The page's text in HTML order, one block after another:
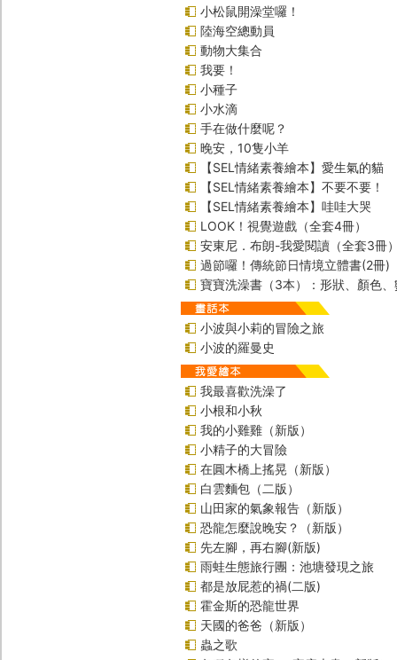
小松鼠開澡堂囉！
陸海空總動員
動物大集合
我要！
小種子
小水滴
手在做什麼呢？
晚安，10隻小羊
【SEL情緒素養繪本】愛生氣的貓
【SEL情緒素養繪本】不要不要！
【SEL情緒素養繪本】哇哇大哭
LOOK！視覺遊戲（全套4冊）
安東尼．布朗-我愛閱讀（全套3冊
過節囉！傳統節日情境立體書(2冊)
寶寶洗澡書（3本）：形狀、顏色、
小波與小莉的冒險之旅
小波的羅曼史
我最喜歡洗澡了
小根和小秋
我的小雞雞（新版）
小精子的大冒險
在圓木橋上搖晃（新版）
白雲麵包（二版）
山田家的氣象報告（新版）
恐龍怎麼說晚安？（新版）
先左腳，再右腳(新版)
雨蛙生態旅行團：池塘發現之旅
都是放屁惹的禍(二版)
霍金斯的恐龍世界
天國的爸爸（新版）
蟲之歌